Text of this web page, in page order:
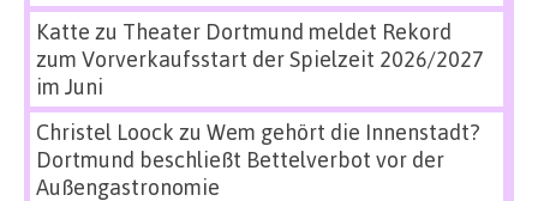
Katte zu Theater Dortmund meldet Rekord
zum Vorverkaufsstart der Spielzeit 2026/2027
im Juni
Christel Loock zu Wem gehört die Innenstadt?
Dortmund beschließt Bettelverbot vor der
Außengastronomie